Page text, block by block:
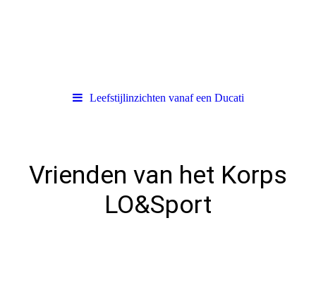
Leefstijlinzichten vanaf een Ducati
Vrienden van het Korps
LO&Sport